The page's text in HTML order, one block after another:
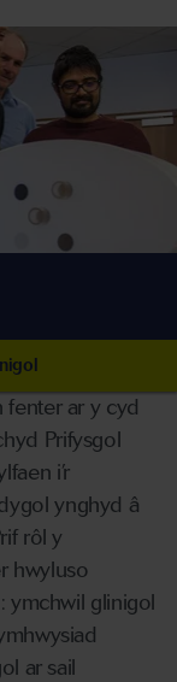
fenter ar y cyd
Prifysgol
i’r
ynghyd â
rôl y
hwyluso
ymchwil glinigol
ar sail